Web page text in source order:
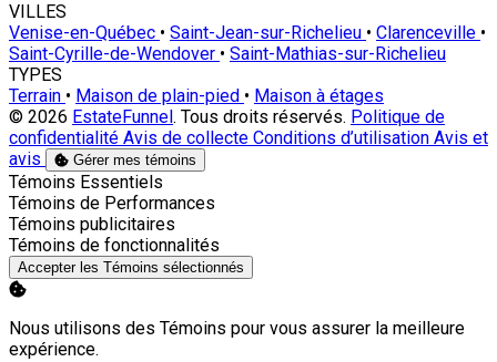
VILLES
Venise-en-Québec • Saint-Jean-sur-Richelieu • Clarenceville •
Saint-Cyrille-de-Wendover • Saint-Mathias-sur-Richelieu
TYPES
Terrain • Maison de plain-pied • Maison à étages
© 2026 EstateFunnel . Tous droits réservés. Politique de
confidentialité Avis de collecte Conditions d’utilisation Avis et
avis
Gérer mes témoins
Activer
Témoins Essentiels
Activer
Témoins de Performances
Activer
Témoins publicitaires
Activer
Témoins de fonctionnalités
Accepter les Témoins sélectionnés
Nous utilisons des Témoins pour vous assurer la meilleure
expérience.